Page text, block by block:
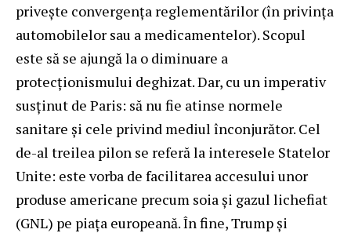
privește convergența reglementărilor (în privința
automobilelor sau a medicamentelor). Scopul
este să se ajungă la o diminuare a
protecționismului deghizat. Dar, cu un imperativ
susținut de Paris: să nu fie atinse normele
sanitare și cele privind mediul înconjurător. Cel
de-al treilea pilon se referă la interesele Statelor
Unite: este vorba de facilitarea accesului unor
produse americane precum soia și gazul lichefiat
(GNL) pe piața europeană. În fine, Trump și